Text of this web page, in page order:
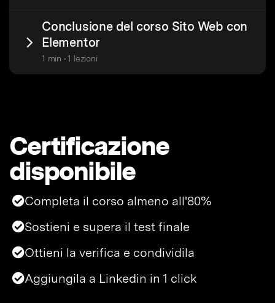
Conclusione del corso Sito Web con
Elementor
1 min • 1 lezioni
Certificazione
disponibile
Completa il corso almeno all'80%
Sostieni e supera il test finale
Ottieni la verifica e condividila
Aggiungila a Linkedin in 1 click